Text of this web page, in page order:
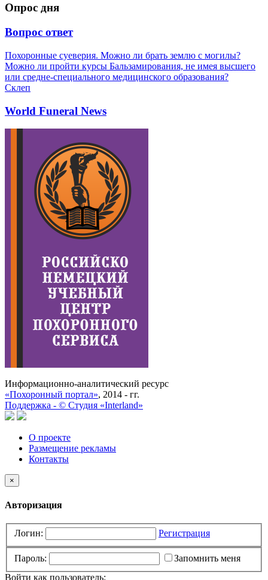
Опрос дня
Вопрос ответ
Похоронные суеверия. Можно ли брать землю с могилы?
Можно ли пройти курсы Бальзамирования, не имея высшего
или средне-специального медицинского образования?
Склеп
World Funeral News
Информационно-аналитический ресурс
«Похоронный портал», 2014 - гг.
Поддержка - © Cтудия «Interland»
О проекте
Размещение рекламы
Контакты
×
Авторизация
Логин: Регистрация
Пароль:
Запомнить меня
Войти как пользователь: